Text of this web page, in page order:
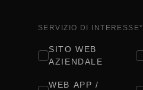
SERVIZIO DI INTERESSE*
SITO WEB
AZIENDALE
WEB APP /